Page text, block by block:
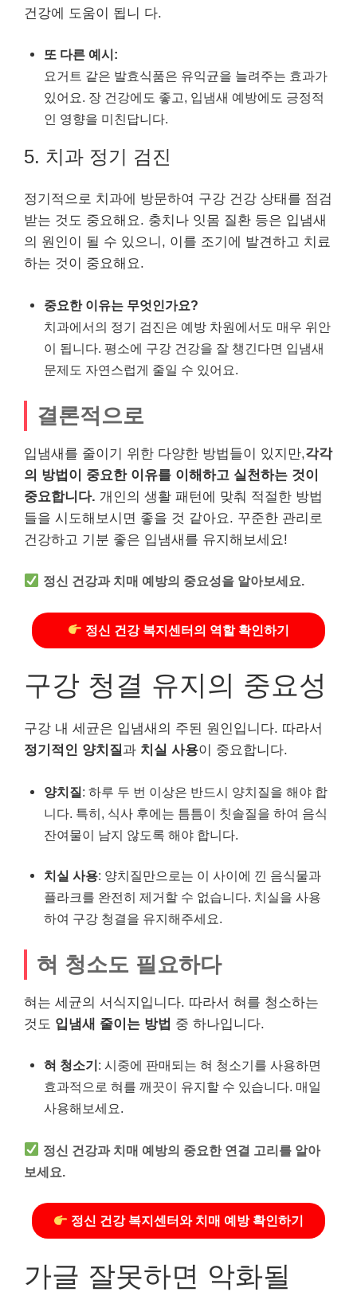
건강에 도움이 됩니 다.
또 다른 예시:
요거트 같은 발효식품은 유익균을 늘려주는 효과가
있어요. 장 건강에도 좋고, 입냄새 예방에도 긍정적
인 영향을 미친답니다.
5. 치과 정기 검진
정기적으로 치과에 방문하여 구강 건강 상태를 점검
받는 것도 중요해요. 충치나 잇몸 질환 등은 입냄새
의 원인이 될 수 있으니, 이를 조기에 발견하고 치료
하는 것이 중요해요.
중요한 이유는 무엇인가요?
치과에서의 정기 검진은 예방 차원에서도 매우 위안
이 됩니다. 평소에 구강 건강을 잘 챙긴다면 입냄새
문제도 자연스럽게 줄일 수 있어요.
결론적으로
입냄새를 줄이기 위한 다양한 방법들이 있지만,각각
의 방법이 중요한 이유를 이해하고 실천하는 것이
중요합니다. 개인의 생활 패턴에 맞춰 적절한 방법
들을 시도해보시면 좋을 것 같아요. 꾸준한 관리로
건강하고 기분 좋은 입냄새를 유지해보세요!
정신 건강과 치매 예방의 중요성을 알아보세요.
정신 건강 복지센터의 역할 확인하기
구강 청결 유지의 중요성
구강 내 세균은 입냄새의 주된 원인입니다. 따라서
정기적인 양치질과 치실 사용이 중요합니다.
양치질: 하루 두 번 이상은 반드시 양치질을 해야 합
니다. 특히, 식사 후에는 틈틈이 칫솔질을 하여 음식
잔여물이 남지 않도록 해야 합니다.
치실 사용: 양치질만으로는 이 사이에 낀 음식물과
플라크를 완전히 제거할 수 없습니다. 치실을 사용
하여 구강 청결을 유지해주세요.
혀 청소도 필요하다
혀는 세균의 서식지입니다. 따라서 혀를 청소하는
것도 입냄새 줄이는 방법 중 하나입니다.
혀 청소기: 시중에 판매되는 혀 청소기를 사용하면
효과적으로 혀를 깨끗이 유지할 수 있습니다. 매일
사용해보세요.
정신 건강과 치매 예방의 중요한 연결 고리를 알아
보세요.
정신 건강 복지센터와 치매 예방 확인하기
가글 잘못하면 악화될